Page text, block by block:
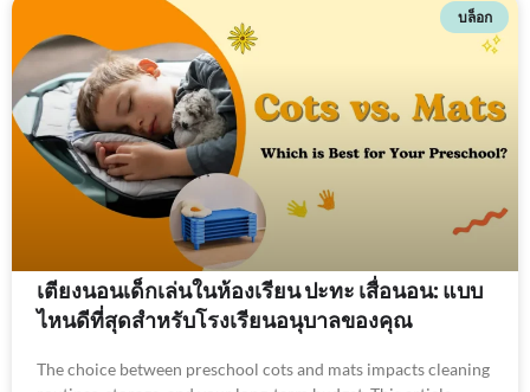
บล็อก
เตียงนอนเด็กเล่นในห้องเรียน ปะทะ เสื่อนอน: แบบ
ไหนดีที่สุดสำหรับโรงเรียนอนุบาลของคุณ
The choice between preschool cots and mats impacts cleaning